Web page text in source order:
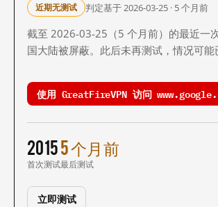
近期无测试 判定基于 2026-03-25 · 5 个月前
截至 2026-03-25（5 个月前）的最近一
国大陆被屏蔽。此后未再测试，情况可能
使用 GreatFireVPN 访问
2015
首次测试
5 个月前
最后测试
立即测试